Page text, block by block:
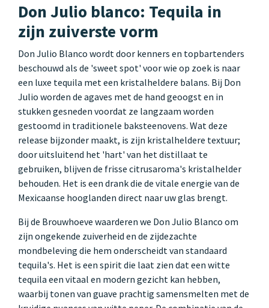
Don Julio blanco: Tequila in
zijn zuiverste vorm
Don Julio Blanco wordt door kenners en topbartenders
beschouwd als de 'sweet spot' voor wie op zoek is naar
een luxe tequila met een kristalheldere balans. Bij Don
Julio worden de agaves met de hand geoogst en in
stukken gesneden voordat ze langzaam worden
gestoomd in traditionele baksteenovens. Wat deze
release bijzonder maakt, is zijn kristalheldere textuur;
door uitsluitend het 'hart' van het distillaat te
gebruiken, blijven de frisse citrusaroma's kristalhelder
behouden. Het is een drank die de vitale energie van de
Mexicaanse hooglanden direct naar uw glas brengt.
Bij de Brouwhoeve waarderen we Don Julio Blanco om
zijn ongekende zuiverheid en de zijdezachte
mondbeleving die hem onderscheidt van standaard
tequila's. Het is een spirit die laat zien dat een witte
tequila een vitaal en modern gezicht kan hebben,
waarbij tonen van guave prachtig samensmelten met de